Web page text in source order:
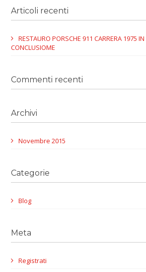
Articoli recenti
RESTAURO PORSCHE 911 CARRERA 1975 IN
CONCLUSIOME
Commenti recenti
Archivi
Novembre 2015
Categorie
Blog
Meta
Registrati